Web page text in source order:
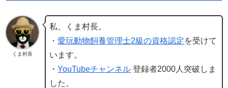
くま村長
私、くま村長。
・愛玩動物飼養管理士2級の資格認定を受けて
います。
・YouTubeチャンネル 登録者2000人突破しま
した。